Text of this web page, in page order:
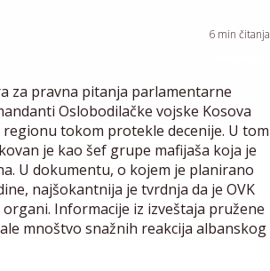
6 min čitanja
za pravna pitanja parlamentarne
Oslobodilačke vojske Kosova
tokom protekle decenije. U tom
je kao šef grupe mafijaša koja je
U dokumentu, o kojem je planirano
najšokantnija je tvrdnja da je OVK
Informacije iz izveštaja pružene
mnoštvo snažnih reakcija albanskog